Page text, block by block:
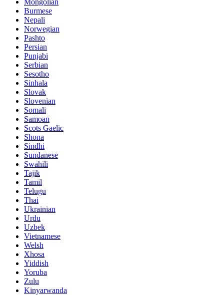
Mongolian
Burmese
Nepali
Norwegian
Pashto
Persian
Punjabi
Serbian
Sesotho
Sinhala
Slovak
Slovenian
Somali
Samoan
Scots Gaelic
Shona
Sindhi
Sundanese
Swahili
Tajik
Tamil
Telugu
Thai
Ukrainian
Urdu
Uzbek
Vietnamese
Welsh
Xhosa
Yiddish
Yoruba
Zulu
Kinyarwanda